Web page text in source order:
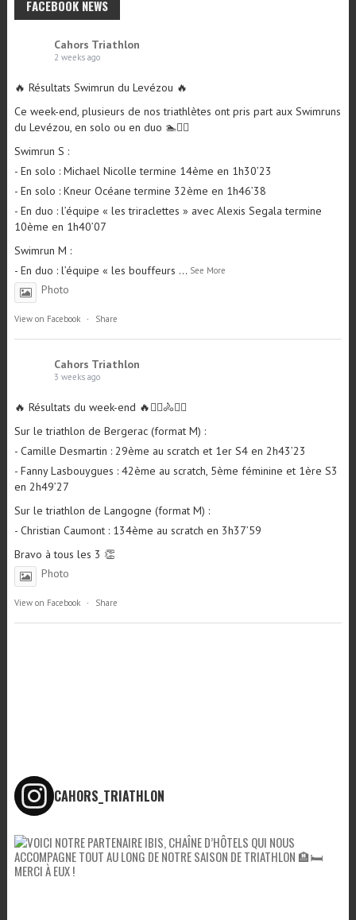
🔥 Résultats Swimrun du Levézou 🔥
du Levézou, en solo ou en duo 🏊🏃‍♂️
- En solo : Michael Nicolle termine 14ème en 1h30’23
- En solo : Kneur Océane termine 32ème en 1h46’38
- En duo : l’équipe « les triraclettes » avec Alexis Segala termine
10ème en 1h40’07
Swimrun M :
- En duo : l’équipe « les bouffeurs ...See More
Photo
Cahors Triathlon
- Camille Desmartin : 29ème au scratch et 1er S4 en 2h43’23
en 2h49’27
Sur le triathlon de Langogne (format M) :
- Christian Caumont : 134ème au scratch en 3h37’59
Bravo à tous les 3 👏
Photo